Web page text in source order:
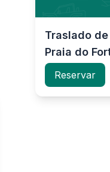
Traslado
Praia do
Reservar